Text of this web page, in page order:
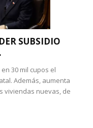
SUBSIDIO
30 mil cupos el
Además, aumenta
viviendas nuevas, de